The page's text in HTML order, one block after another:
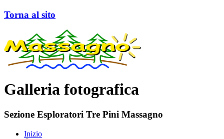
Torna al sito
Galleria fotografica
Sezione Esploratori Tre Pini Massagno
Inizio